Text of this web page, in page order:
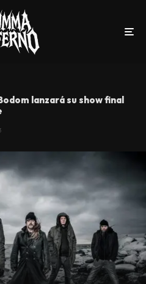
lanzará su show final